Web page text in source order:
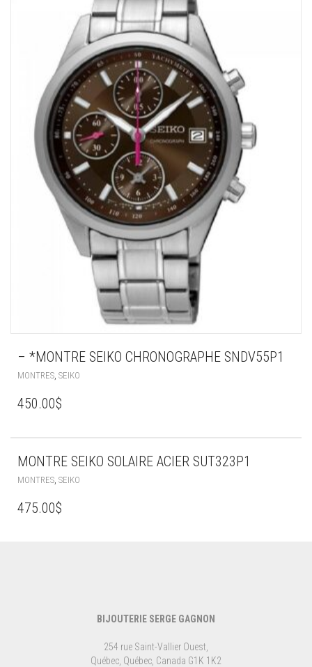
– *MONTRE SEIKO CHRONOGRAPHE SNDV55P1
MONTRES, SEIKO
450.00$
MONTRE SEIKO SOLAIRE ACIER SUT323P1
MONTRES, SEIKO
475.00$
BIJOUTERIE SERGE GAGNON
254 rue Saint-Vallier Ouest,
Québec, Québec, Canada G1K 1K2